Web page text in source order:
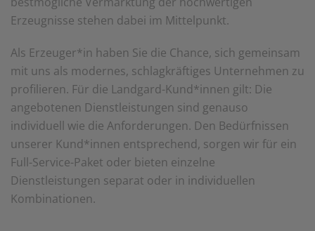
einem erneuten Besuch der Seite schnell wieder zur
Verfügung stellen.
Marketing
Wir verwenden Cookies für Personalisierung, um Ihnen
Inhalte anzuzeigen, die relevanter für Sie sind. So
können wir Ihnen beispielweise Angebote präsentieren,
die genau auf Ihr bisheriges Suchverhalten
zugeschnitten sind.
Erzeugnisse stehen dabei im Mittelpunkt.
Als Erzeuger*in haben Sie die Chance, sich gemeinsam
mit uns als modernes, schlagkräftiges Unternehmen zu
profilieren. Für die Landgard-Kund*innen gilt: Die
angebotenen Dienstleistungen sind genauso
individuell wie die Anforderungen. Den Bedürfnissen
unserer Kund*innen entsprechend, sorgen wir für ein
Full-Service-Paket oder bieten einzelne
Dienstleistungen separat oder in individuellen
Kombinationen.